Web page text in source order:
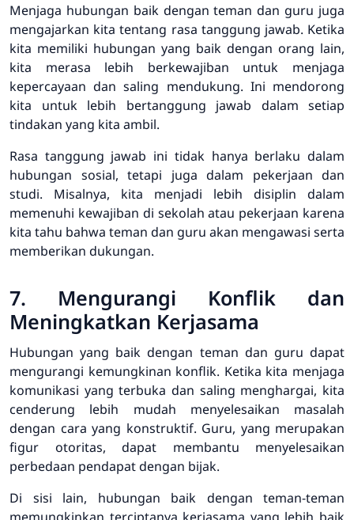
Menjaga hubungan baik dengan teman dan guru juga
mengajarkan kita tentang rasa tanggung jawab. Ketika
kita memiliki hubungan yang baik dengan orang lain,
kita merasa lebih berkewajiban untuk menjaga
kepercayaan dan saling mendukung. Ini mendorong
kita untuk lebih bertanggung jawab dalam setiap
tindakan yang kita ambil.
Rasa tanggung jawab ini tidak hanya berlaku dalam
hubungan sosial, tetapi juga dalam pekerjaan dan
studi. Misalnya, kita menjadi lebih disiplin dalam
memenuhi kewajiban di sekolah atau pekerjaan karena
kita tahu bahwa teman dan guru akan mengawasi serta
memberikan dukungan.
7. Mengurangi Konflik dan
Meningkatkan Kerjasama
Hubungan yang baik dengan teman dan guru dapat
mengurangi kemungkinan konflik. Ketika kita menjaga
komunikasi yang terbuka dan saling menghargai, kita
cenderung lebih mudah menyelesaikan masalah
dengan cara yang konstruktif. Guru, yang merupakan
figur otoritas, dapat membantu menyelesaikan
perbedaan pendapat dengan bijak.
Di sisi lain, hubungan baik dengan teman-teman